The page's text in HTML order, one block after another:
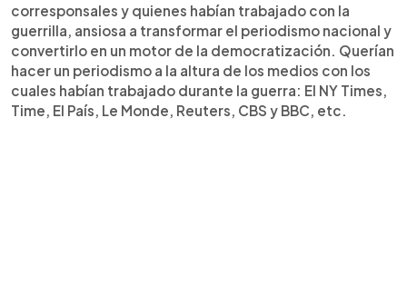
corresponsales y quienes habían trabajado con la
guerrilla, ansiosa a transformar el periodismo nacional y
convertirlo en un motor de la democratización. Querían
hacer un periodismo a la altura de los medios con los
cuales habían trabajado durante la guerra: El NY Times,
Time, El País, Le Monde, Reuters, CBS y BBC, etc.